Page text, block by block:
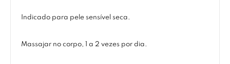
Indicado para pele sensível seca.
Massajar no corpo, 1 a 2 vezes por dia.